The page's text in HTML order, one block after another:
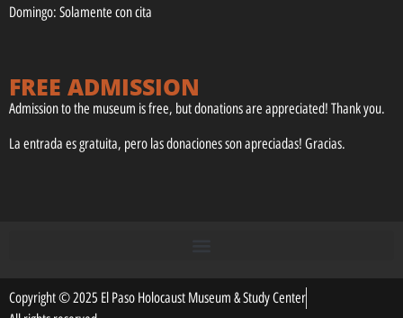
Domingo: Solamente con cita
FREE ADMISSION
Admission to the museum is free, but donations are appreciated! Thank you.
La entrada es gratuita, pero las donaciones son apreciadas! Gracias.
Copyright © 2025 El Paso Holocaust Museum & Study Center